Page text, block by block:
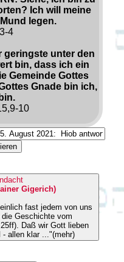
Ich will meine
legen.
4
geringste unter den
bin, dass ich ein
Gemeinde Gottes
Gnade bin ich,
10
Gigerich)
fast jedem von uns
Geschichte vom
Daß wir Gott lieben
allen klar ..."(mehr)